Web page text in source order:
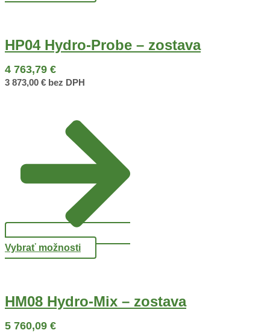
HP04 Hydro-Probe – zostava
4 763,79 €
3 873,00 € bez DPH
Vybrať možnosti
HM08 Hydro-Mix – zostava
5 760,09 €